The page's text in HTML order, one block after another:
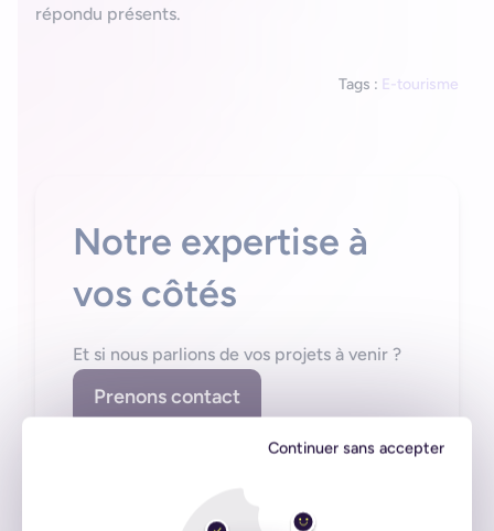
Continuer sans accepter
répondu présents.
Tags : E-tourisme
Notre expertise à
vos côtés
Et si nous parlions de vos projets à venir ?
Prenons contact